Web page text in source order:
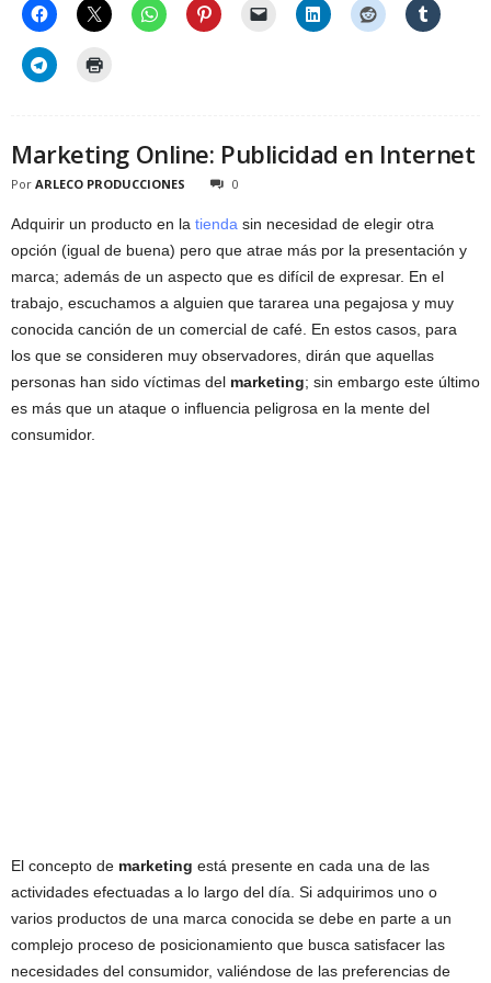
Marketing Online: Publicidad en Internet
Por ARLECO PRODUCCIONES 0
Adquirir un producto en la tienda sin necesidad de elegir otra
opción (igual de buena) pero que atrae más por la presentación y
marca; además de un aspecto que es difícil de expresar. En el
trabajo, escuchamos a alguien que tararea una pegajosa y muy
conocida canción de un comercial de café. En estos casos, para
los que se consideren muy observadores, dirán que aquellas
personas han sido víctimas del marketing; sin embargo este último
es más que un ataque o influencia peligrosa en la mente del
consumidor.
El concepto de marketing está presente en cada una de las
actividades efectuadas a lo largo del día. Si adquirimos uno o
varios productos de una marca conocida se debe en parte a un
complejo proceso de posicionamiento que busca satisfacer las
necesidades del consumidor, valiéndose de las preferencias de